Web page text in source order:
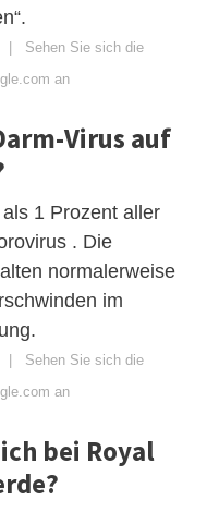
| Sehen Sie sich die
an
Virus auf
1 Prozent aller
. Die
normalerweise
im
| Sehen Sie sich die
an
bei Royal